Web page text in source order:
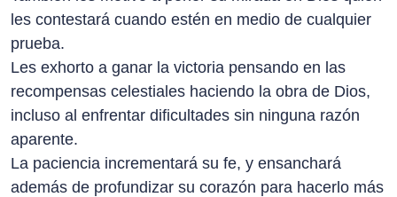
les contestará cuando estén en medio de cualquier
prueba.
Les exhorto a ganar la victoria pensando en las
recompensas celestiales haciendo la obra de Dios,
incluso al enfrentar dificultades sin ninguna razón
aparente.
La paciencia incrementará su fe, y ensanchará
además de profundizar su corazón para hacerlo más